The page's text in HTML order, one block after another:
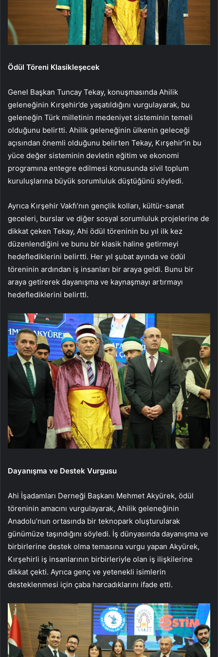
Ödül Töreni Klasikleşecek
Genel Başkan Tuncay Tekay, konuşmasında Ahilik
geleneğinin Kırşehir’de yaşatıldığını vurgulayarak, bu
geleneğin Türk milletinin medeniyet sisteminin temeli
olduğunu belirtti. Ahilik geleneğinin ülkenin geleceği
açısından önemli olduğunu belirten Tekay, Kırşehir’in bu
yüce değer sisteminin devletin eğitim ve ekonomi
programına entegre edilmesi konusunda sivil toplum
kuruluşlarına büyük sorumluluk düştüğünü söyledi.
Ayrıca Kırşehir Vakfı’nın gençlik kolları, kültür-sanat
geceleri, burslar ve diğer sosyal sorumluluk projelerine de
dikkat çeken Tekay, Ahi ödül töreninin bu yıl ilk kez
düzenlendiğini ve bunu bir klasik haline getirmeyi
hedeflediklerini belirtti. Her yıl şubat ayında ve ödül
töreninin ardından iş insanları bir araya geldi. Bunu bir
araya getirerek dayanışma ve kaynaşmayı artırmayı
hedeflediklerini belirtti.
Dayanışma ve Destek Vurgusu
Ahi İşadamları Derneği Başkanı Mehmet Akyürek, ödül
töreninin amacını vurgulayarak, Ahilik geleneğinin
Anadolu’nun ortasında bir teknopark oluşturularak
günümüze taşındığını söyledi. İş dünyasında dayanışma ve
birbirlerine destek olma temasına vurgu yapan Akyürek,
Kırşehirli iş insanlarının birbirleriyle olan iş ilişkilerine
dikkat çekti. Ayrıca genç ve yetenekli isimlerin
desteklenmesi için çaba harcadıklarını ifade etti.